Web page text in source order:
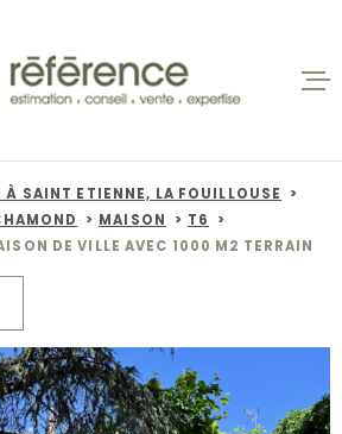
ACCUEIL
VENTES
SAINT ETIENNE, LA FOUILLOUSE
MAISON
T6
DE VILLE AVEC 1000 M2 TERRAIN